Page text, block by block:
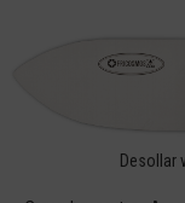
Desollar